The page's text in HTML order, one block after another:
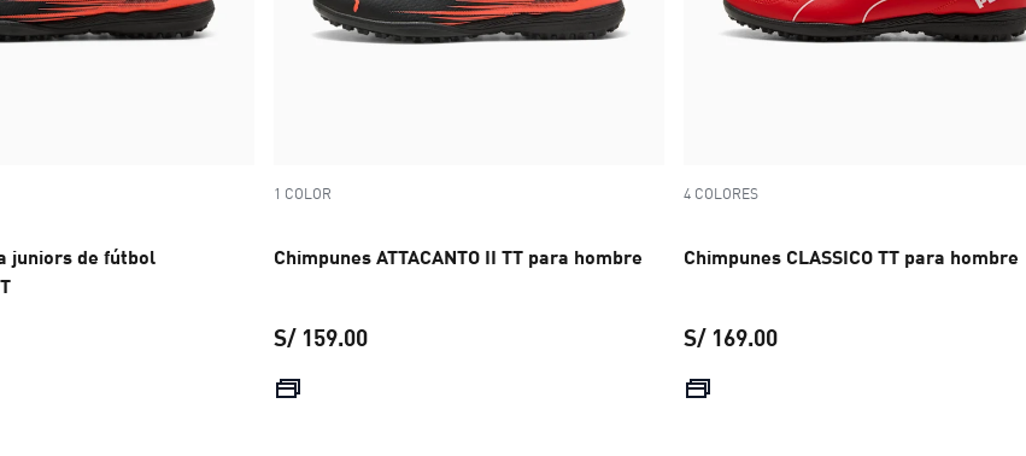
juniors de fútbol
1 COLOR
Chimpunes ATTACANTO II TT para hombre
S/ 159.00
4 COLORES
Chimpunes CLASSICO TT para hombre
S/ 169.00